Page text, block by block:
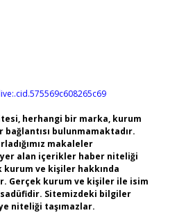
herhangi bir marka, kurum
bulunmamaktadır.
makaleler
yer alan içerikler haber niteliği
kurum ve kişiler hakkında
Gerçek kurum ve kişiler ile isim
Sitemizdeki bilgiler
niteliği taşımazlar.